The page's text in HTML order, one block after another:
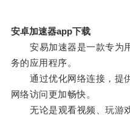
安卓加速器app下载
安易加速器是一款专为用
务的应用程序。
通过优化网络连接，提供
网络访问更加畅快。
无论是观看视频、玩游戏